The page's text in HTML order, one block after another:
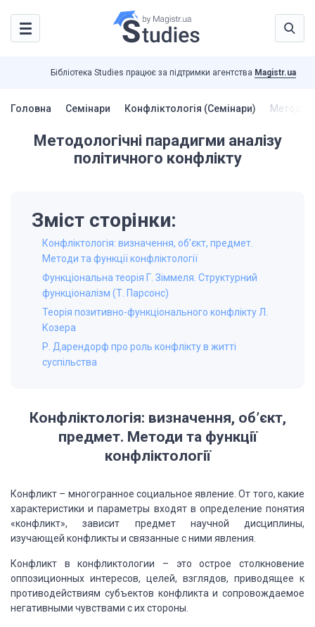
Бібліотека Studies працює за підтримки агентства Magistr.ua
Головна Семінари Конфліктологія (Семінари)
Методологічні парадигми аналізу
політичного конфлікту
Зміст сторінки:
Конфліктологія: визначення, об’єкт, предмет.
Методи та функції конфліктології
Функціональна теорія Г. Зіммеля. Структурний
функціоналізм (Т. Парсонс)
Теорія позитивно-функціонального конфлікту Л.
Козера
Р. Дарендорф про роль конфлікту в житті
суспільства
Конфліктологія: визначення, об’єкт,
предмет. Методи та функції
конфліктології
Конфликт – многогранное социальное явление. От того, какие
характеристики и параметры входят в определение понятия
«конфликт», зависит предметнаучной дисциплины,
изучающей конфликты и связанные с ними явления.
Конфликт в конфликтологии – это острое столкновение
оппозиционных интересов, целей, взглядов, приводящее к
противодействиям субъектов конфликта и сопровождаемое
негативными чувствами с их стороны.